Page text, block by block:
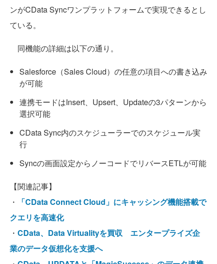
ンがCData Syncワンプラットフォームで実現できるとし
ている。
同機能の詳細は以下の通り。
Salesforce（Sales Cloud）の任意の項目への書き込み
が可能
連携モードはInsert、Upsert、Updateの3パターンから
選択可能
CData Sync内のスケジューラーでのスケジュール実
行
Syncの画面設定からノーコードでリバースETLが可能
【関連記事】
・
「CData Connect Cloud」にキャッシング機能搭載で
クエリを高速化
・ CData、Data Virtualityを買収 エンタープライズ企
業のデータ仮想化を支援へ